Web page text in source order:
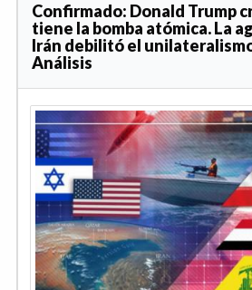
Confirmado: Donald Trump
tiene la bomba atómica. La
Irán debilitó el unilateralismo
Análisis